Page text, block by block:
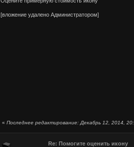
[вложение удалено Администратором]
« Последнее редактирование: Декабрь 12, 2014,
Re: Помогите оценить икону